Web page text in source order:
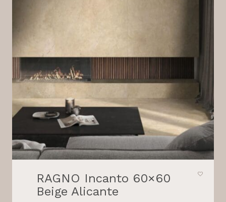
RAGNO Incanto 60×60
Beige Alicante